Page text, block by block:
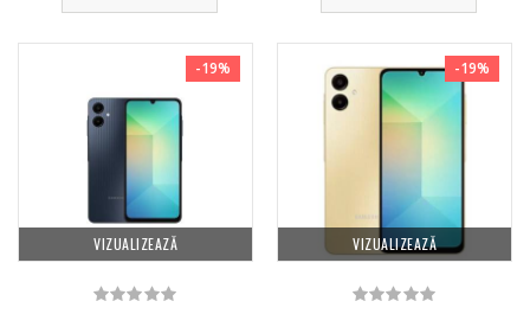
VIZUALIZEAZĂ
-19%
VIZUALIZEAZĂ
-19%